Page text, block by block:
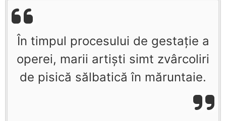
În timpul procesului de gestaţie a
operei, marii artişti simt zvârcoliri
de pisică sălbatică în măruntaie.